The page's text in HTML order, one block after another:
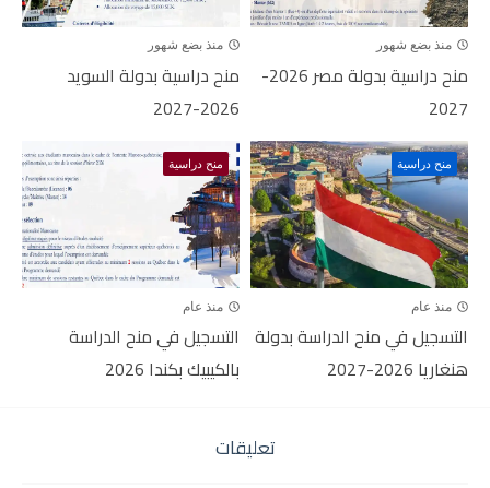
منذ بضع شهور
منح دراسية بدولة مصر 2026-
2027
منذ بضع شهور
منح دراسية بدولة السويد
2026-2027
منح دراسية
منذ عام
التسجيل في منح الدراسة بدولة
هنغاريا 2026-2027
منح دراسية
منذ عام
التسجيل في منح الدراسة
بالكيبيك بكندا 2026
تعليقات